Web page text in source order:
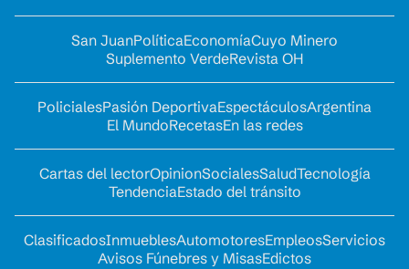
San JuanPolíticaEconomíaCuyo Minero
Suplemento VerdeRevista OH
PolicialesPasión DeportivaEspectáculosArgentina
El MundoRecetasEn las redes
Cartas del lectorOpinionSocialesSaludTecnología
TendenciaEstado del tránsito
ClasificadosInmueblesAutomotoresEmpleosServicios
Avisos Fúnebres y MisasEdictos